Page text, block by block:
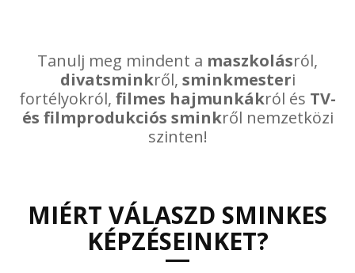
Tanulj meg mindent a maszkolásról,
divatsminkről, sminkmesteri
fortélyokról, filmes hajmunkákról és TV-
és filmprodukciós sminkről nemzetközi
szinten!
MIÉRT VÁLASZD SMINKES
KÉPZÉSEINKET?